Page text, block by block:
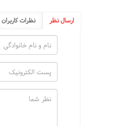
ارسال نظر نظرات کاربران